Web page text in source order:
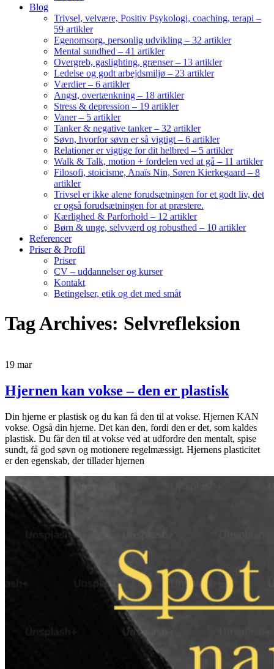
Blog
Trivsel, velvære, Positiv Psykologi, coaching, terapi –
59 artikler
Egenomsorg, personlig udvikling – 32 artikler
Mental sundhed – 41 artikler
Overgreb, gaslighting, grænser – 13 artikler
Ledelse og godt arbejdsmiljø – 23 artikler
Værdier – 6 artikler
Angst, overtænkning – 18 artikler
Stress & depression – 19 artikler
Vaner – 5 artikler
Tanker & negative tanker – 32 artikler
Søvn, hvorfor søvn er så vigtigt – 6 artikler
Relationer er vigtige for dit helbred – 5 artikler
Walk & Talk, motion + fordelen ved at gå – 11 artikler
Filosofi, stoicisme, Anaïs Nin, Søren Kierkegaard – 8
artikler
Trivsel er ikke alene forudsætningen for et godt liv, det
er også forudsætningen for at præstere.
Kærlighed & Parforhold – 12 artikler
Børn & unge, selvværd og robusthed – 10 artikler
Referencer
Priser & Profil
Priser
CV – uddannelser og kurser
Kontakt
Betingelser, etik og det med småt
Tag Archives: Selvrefleksion
19 mar
Hjernen kan vokse – den er plastisk
Din hjerne er plastisk og du kan få den til at vokse. Hjernen KAN
vokse. Også din hjerne. Det kan den, fordi den er det, som kaldes
plastisk. Du får den til at vokse ved at udfordre den mentalt, spise
sundt, få god søvn og motionere regelmæssigt. Hjernens plasticitet
er den egenskab, der tillader hjernen